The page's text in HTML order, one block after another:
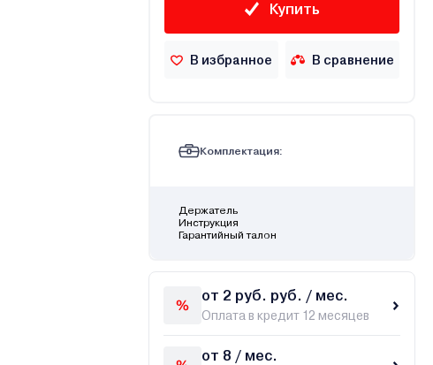
Купить
В избранное В сравнение
Комплектация:
Держатель
Инструкция
Гарантийный талон
от 2 руб. руб. / мес.
Оплата в кредит 12 месяцев
от 8 / мес.